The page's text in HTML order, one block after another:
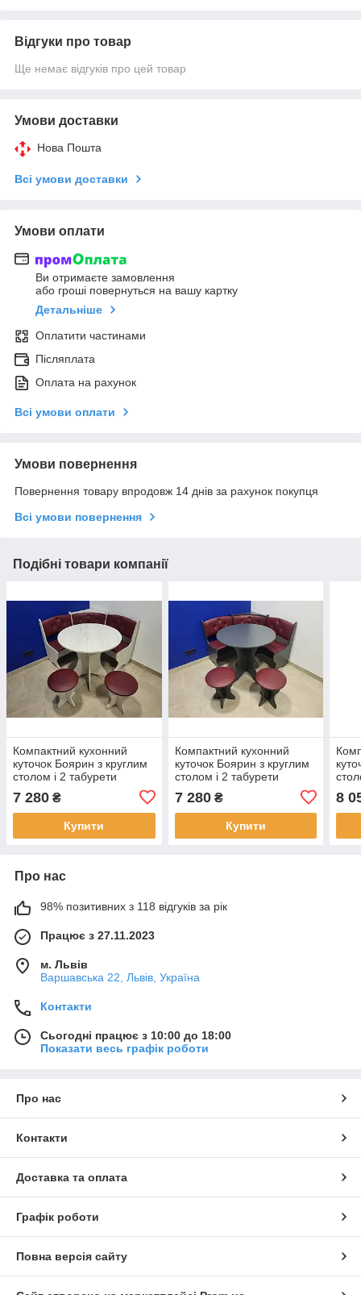
Відгуки про товар
Ще немає відгуків про цей товар
Умови доставки
Нова Пошта
Всі умови доставки
Умови оплати
Ви отримаєте замовлення
або гроші повернуться на вашу картку
Детальніше
Оплатити частинами
Післяплата
Оплата на рахунок
Всі умови оплати
Умови повернення
Повернення товару впродовж 14 днів за рахунок покупця
Всі умови повернення
Подібні товари компанії
Компактний кухонний
куточок Боярин з круглим
столом і 2 табурети
Екошкіра Бордо
7 280 ₴
Купити
Компактний кухонний
куточок Боярин з круглим
столом і 2 табурети
Екошкіра Бордо
7 280₴
Купити
8
Про нас
98% позитивних з 118 відгуків за рік
Працює з 27.11.2023
м. Львів
Варшавська 22, Львів, Україна
Контакти
Сьогодні працює з 10:00 до 18:00
Показати весь графік роботи
Про нас
Контакти
Доставка та оплата
Графік роботи
Повна версія сайту